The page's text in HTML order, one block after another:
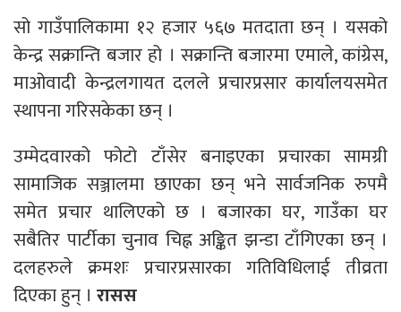
सो गाउँपालिकामा १२ हजार ५६७ मतदाता छन् । यसको
केन्द्र सक्रान्ति बजार हो । सक्रान्ति बजारमा एमाले, कांग्रेस,
माओवादी केन्द्रलगायत दलले प्रचारप्रसार कार्यालयसमेत
स्थापना गरिसकेका छन् ।
उम्मेदवारको फोटो टाँसेर बनाइएका प्रचारका सामग्री
सामाजिक सञ्जालमा छाएका छन् भने सार्वजनिक रुपमै
समेत प्रचार थालिएको छ । बजारका घर, गाउँका घर
सबैतिर पार्टीका चुनाव चिह्न अङ्कित झन्डा टाँगिएका छन् ।
दलहरुले क्रमशः प्रचारप्रसारका गतिविधिलाई तीव्रता
दिएका हुन् । रासस